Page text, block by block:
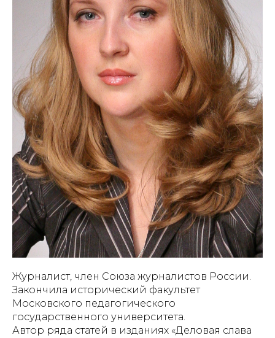
Журналист, член Союза журналистов России.
Закончила исторический факультет
Московского педагогического
государственного университета.
Автор ряда статей в изданиях «Деловая слава